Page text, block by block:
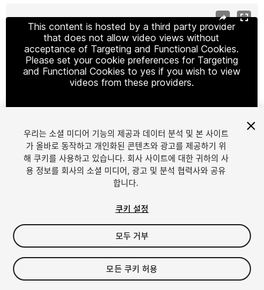
This content is hosted by a third party provider
that does not allow video views without
acceptance of Targeting and Functional Cookies.
Please set your cookie preferences for Targeting
and Functional Cookies to yes if you wish to view
videos from these providers.
Cookie Settings
1/ 4
$8
세금/부가세는 결제 시 반영됩니다.
우리는 소셜 미디어 기능의 제공과 데이터 분석 및 본 사이트
가 올바로 동작하고 개인화된 콘텐츠와 광고를 제공하기 위
해 쿠키를 사용하고 있습니다. 회사 사이트에 대한 귀하의 사
용 정보를 회사의 소셜 미디어, 광고 및 분석 협력사와 공유
합니다.
쿠키 설정
모두 거부
모든 쿠키 허용